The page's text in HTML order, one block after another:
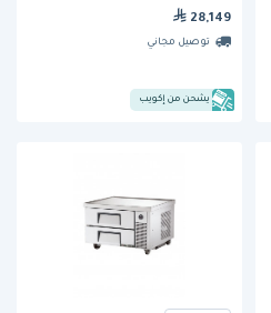
بثلاثة أبواب من ترو
28,149
توصيل مجاني
يشحن من إكويب